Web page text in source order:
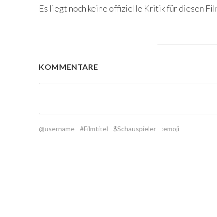
Es liegt noch keine offizielle Kritik für diesen
KOMMENTARE
@username #Filmtitel $Schauspieler :emoji